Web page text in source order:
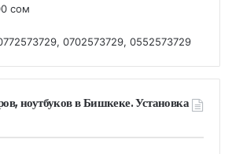
сом
0702573729, 0552573729
ноутбуков в Бишкеке. Установка